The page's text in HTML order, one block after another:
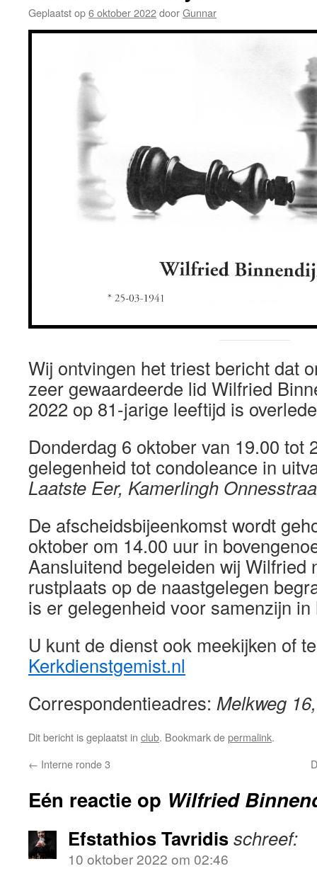
Geplaatst op6 oktober 2022doorGunnar
Wij ontvingen het triest bericht dat
zeer gewaardeerde lid Wilfried
2022 op 81-jarige leeftijd is
Donderdag 6 oktober van 19.00 tot
gelegenheid tot condoleance in
Laatste Eer, Kamerlingh
De afscheidsbijeenkomst wordt
oktober om 14.00 uur in
Aansluitend begeleiden wij Wilfried
rustplaats op de naastgelegen
is er gelegenheid voor samenzijn
U kunt de dienst ook meekijken of
Kerkdienstgemist.nl
Correspondentieadres: Melkweg
Dit bericht is geplaatst in club. Bookmark depermalink.
← Interne ronde 3
Eén reactie op Wilfried
Efstathios Tavridisschreef:
10 oktober 2022 om 02:46